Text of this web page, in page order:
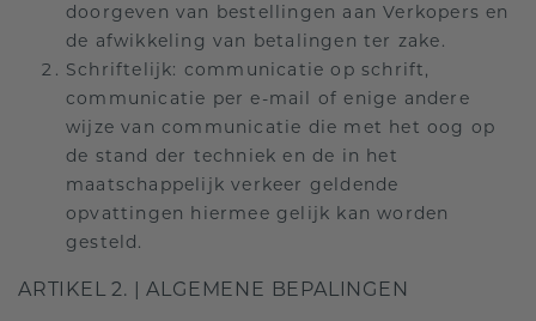
doorgeven van bestellingen aan Verkopers en
de afwikkeling van betalingen ter zake.
Schriftelijk: communicatie op schrift,
communicatie per e-mail of enige andere
wijze van communicatie die met het oog op
de stand der techniek en de in het
maatschappelijk verkeer geldende
opvattingen hiermee gelijk kan worden
gesteld.
ARTIKEL 2. | ALGEMENE BEPALINGEN